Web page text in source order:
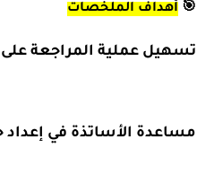
🎯 أهداف الملخصات
تسهيل عملية المراجعة على
مساعدة الأساتذة في